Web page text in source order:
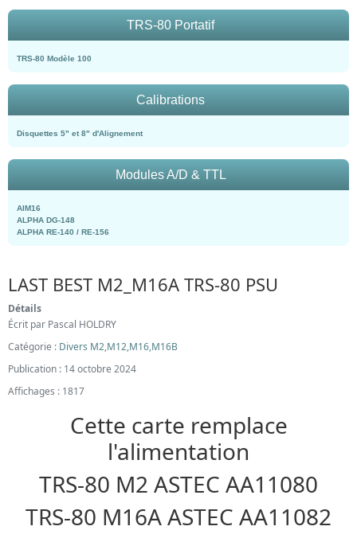
TRS-80 Portatif
TRS-80 Modèle 100
Calibrations
Disquettes 5" et 8" d'Alignement
Modules A/D & TTL
AIM16
ALPHA DG-148
ALPHA RE-140 / RE-156
LAST BEST M2_M16A TRS-80 PSU
Détails
Écrit par Pascal HOLDRY
Catégorie : Divers M2,M12,M16,M16B
Publication : 14 octobre 2024
Affichages : 1817
Cette carte remplace
l'alimentation
TRS-80 M2 ASTEC AA11080
TRS-80 M16A ASTEC AA11082